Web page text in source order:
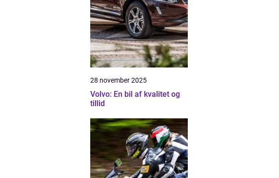
28 november 2025
Volvo: En bil af kvalitet og
tillid